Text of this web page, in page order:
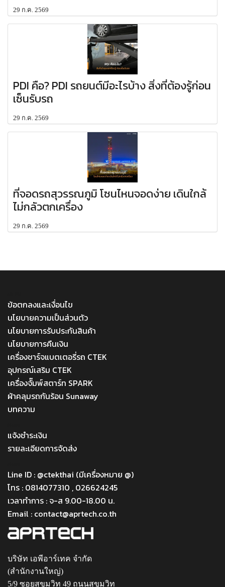
29 ก.ค. 2569
PDI คือ? PDI รถยนต์มีอะไรบ้าง สิ่งที่ต้องรู้ก่อน
เซ็นรับรถ
29 ก.ค. 2569
ที่จอดรถสุวรรณภูมิ โซนไหนจอดง่าย เดินใกล้
ไม่กลัวตกเครื่อง
29 ก.ค. 2569
ข้อตกลงและเงื่อนไข
นโยบายความเป็นส่วนตัว
นโยบายการรับประกันสินค้า
นโยบายการคืนเงิน
เครื่องชาร์จแบตเตอรี่รถ CTEK
อุปกรณ์เสริม CTEK
เครื่องจั๊มพ์สตาร์ท SPARK
ผ้าคลุมรถกันร้อน Sunaway
บทความ
แจ้งชำระเงิน
รายละเอียดการจัดส่ง
Line ID : @ctekthai (มีเครื่องหมาย @)
โทร : 0814077310 , 026624245
เวลาทำการ : จ-ส 9.00-18.00 น.
Email : contact@aprtech.co.th
บริษัท เอพีอาร์เทค จำกัด
(สำนักงานใหญ่)
5/9 ซอยสุขุมวิท 49 ถนนสุขุมวิท